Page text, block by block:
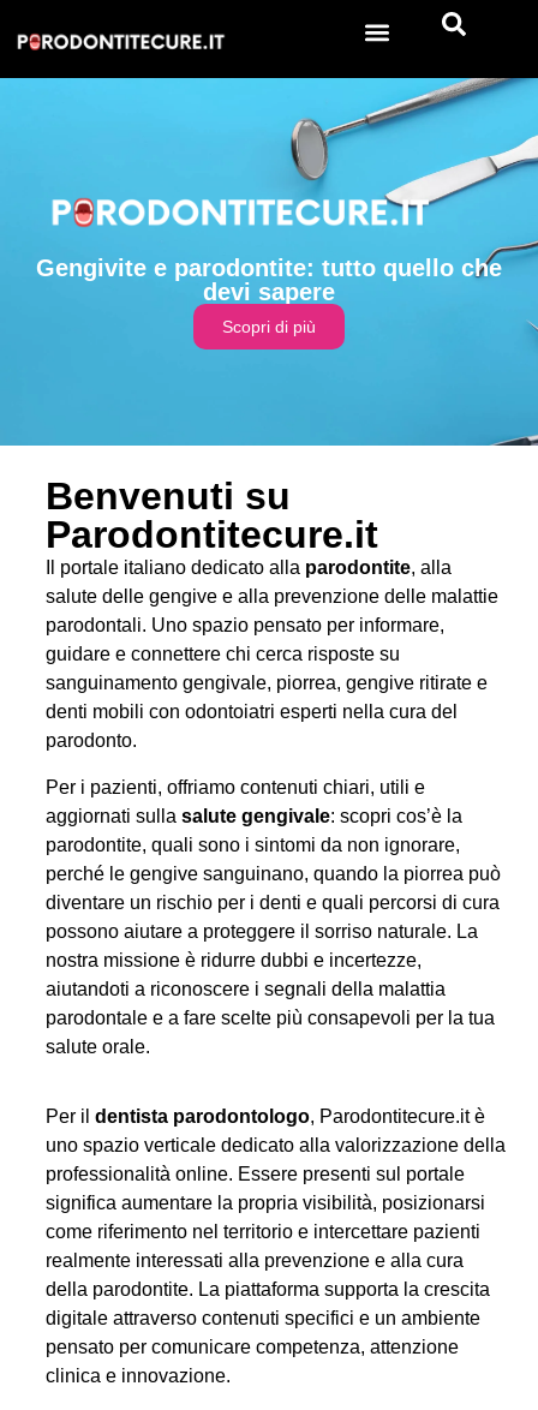
Gengivite e parodontite: tutto quello che
devi sapere
Scopri di più
Benvenuti su
Parodontitecure.it
Il portale italiano dedicato alla parodontite, alla
salute delle gengive e alla prevenzione delle malattie
parodontali. Uno spazio pensato per informare,
guidare e connettere chi cerca risposte su
sanguinamento gengivale, piorrea, gengive ritirate e
denti mobili con odontoiatri esperti nella cura del
parodonto.
Per i pazienti, offriamo contenuti chiari, utili e
aggiornati sullasalute gengivale: scopri cos’è la
parodontite, quali sono i sintomi da non ignorare,
perché le gengive sanguinano, quando la piorrea può
diventare un rischio per i denti e quali percorsi di cura
possono aiutare a proteggere il sorriso naturale. La
nostra missione è ridurre dubbi e incertezze,
aiutandoti a riconoscere i segnali della malattia
parodontale e a fare scelte più consapevoli per la tua
salute orale.
Per ildentista parodontologo, Parodontitecure.it è
uno spazio verticale dedicato alla valorizzazione della
professionalità online. Essere presenti sul portale
significa aumentare la propria visibilità, posizionarsi
come riferimento nel territorio e intercettare pazienti
realmente interessati alla prevenzione e alla cura
della parodontite. La piattaforma supporta la crescita
digitale attraverso contenuti specifici e un ambiente
pensato per comunicare competenza, attenzione
clinica e innovazione.